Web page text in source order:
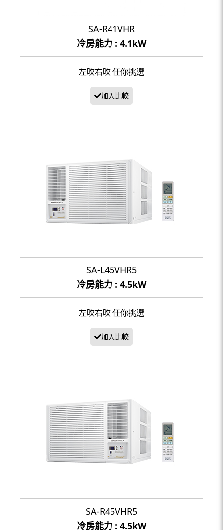
SA-R41VHR
冷房能力 : 4.1kW
左吹右吹 任你挑選
SA-L45VHR5
冷房能力 : 4.5kW
左吹右吹 任你挑選
SA-R45VHR5
冷房能力 : 4.5kW